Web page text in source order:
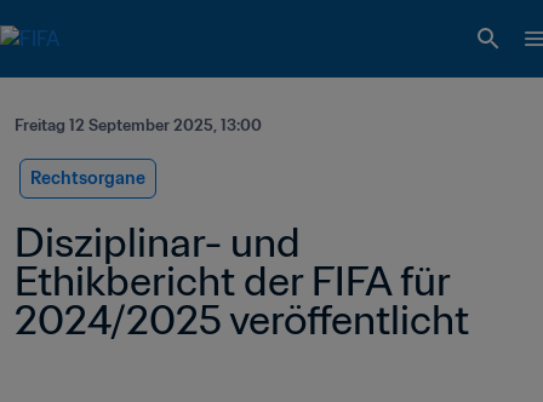
Freitag 12 September 2025, 13:00
Rechtsorgane
Disziplinar- und
Ethikbericht der FIFA für
2024/2025 veröffentlicht